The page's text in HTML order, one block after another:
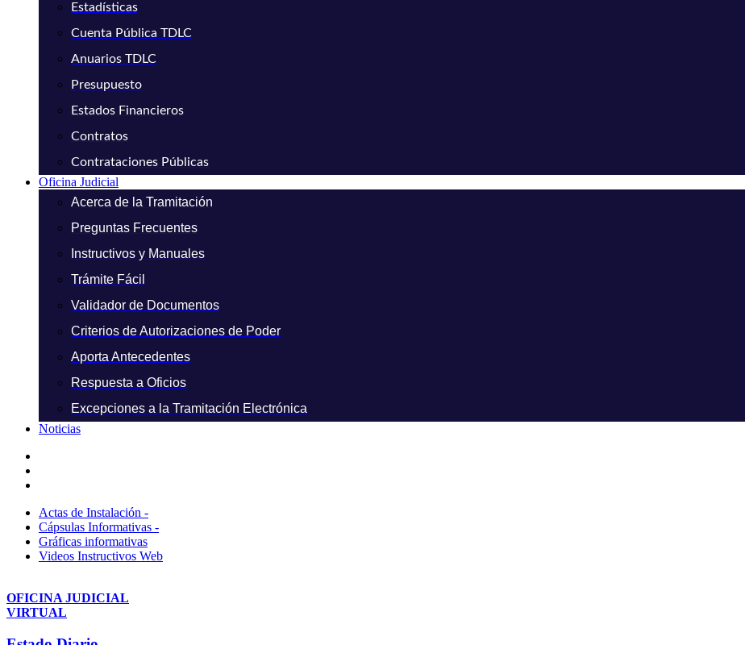
Estadísticas
Cuenta Pública TDLC
Anuarios TDLC
Presupuesto
Estados Financieros
Contratos
Contrataciones Públicas
Oficina Judicial
Acerca de la Tramitación
Preguntas Frecuentes
Instructivos y Manuales
Trámite Fácil
Validador de Documentos
Criterios de Autorizaciones de Poder
Aporta Antecedentes
Respuesta a Oficios
Excepciones a la Tramitación Electrónica
Noticias
Actas de Instalación -
Cápsulas Informativas -
Gráficas informativas
Videos Instructivos Web
OFICINA JUDICIAL
VIRTUAL